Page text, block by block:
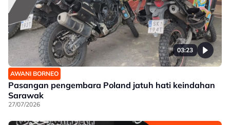
03:23
AWANI BORNEO
Pasangan pengembara Poland jatuh hati keindahan
Sarawak
27/07/2026